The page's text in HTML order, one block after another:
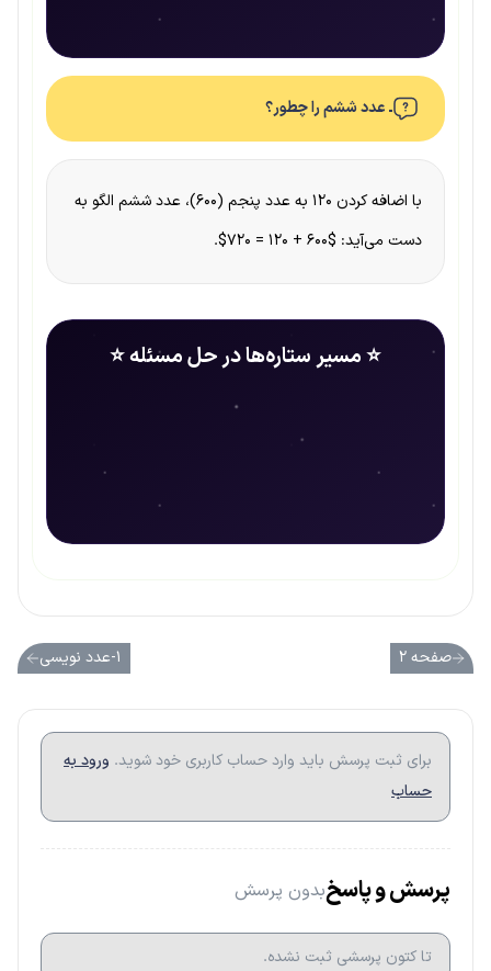
ـ عدد ششم را چطور؟
با اضافه کردن ۱۲۰ به عدد پنجم (۶۰۰)، عدد ششم الگو به
دست می‌آید: $۶۰۰ + ۱۲۰ = 720$.
⭐ مسیر ستاره‌ها در حل مسئله ⭐
صفحه ۲ ۱-عدد نویسی
برای ثبت پرسش باید وارد حساب کاربری خود شوید. ورود به
حساب
پرسش و پاسخبدون پرسش
تا کتون پرسشی ثبت نشده.